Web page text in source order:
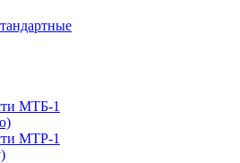
МТБ-1
МТР-1